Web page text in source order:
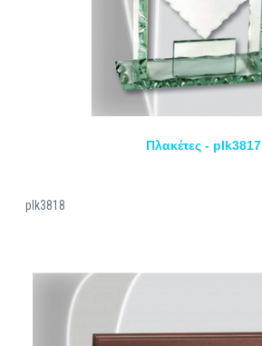
Πλακέτες - plk3817
plk3818